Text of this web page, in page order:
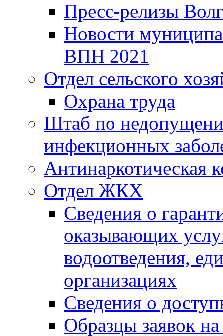
Пресс-релизы
Новости
ВПН 2021
Отдел сельского
Охрана труда
Штаб по
инфекционных
Антинаркотическая
Отдел ЖКХ
Сведения о
оказывающих
водоотведения,
организациях
Сведения о
Образцы заявок